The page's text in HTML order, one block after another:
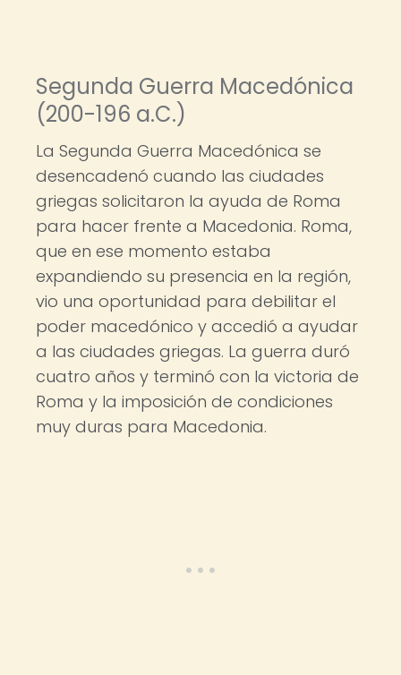
Segunda Guerra Macedónica
(200-196 a.C.)
La Segunda Guerra Macedónica se
desencadenó cuando las ciudades
griegas solicitaron la ayuda de Roma
para hacer frente a Macedonia. Roma,
que en ese momento estaba
expandiendo su presencia en la región,
vio una oportunidad para debilitar el
poder macedónico y accedió a ayudar
a las ciudades griegas. La guerra duró
cuatro años y terminó con la victoria de
Roma y la imposición de condiciones
muy duras para Macedonia.